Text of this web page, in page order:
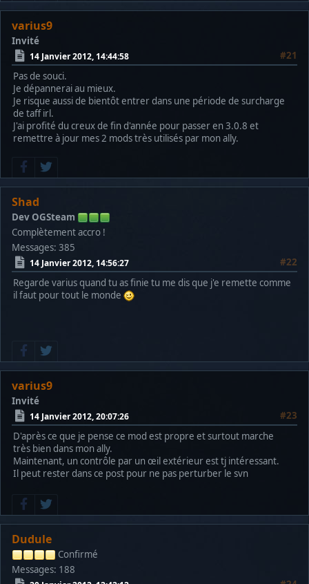
varius9
Invité
14 Janvier 2012, 14:44:58
#21
Pas de souci.
Je dépannerai au mieux.
Je risque aussi de bientôt entrer dans une période de surcharge
de taff irl.
J'ai profité du creux de fin d'année pour passer en 3.0.8 et
remettre à jour mes 2 mods très utilisés par mon ally.
Shad
Dev OGSteam
Complètement accro !
Messages: 385
14 Janvier 2012, 14:56:27
#22
Regarde varius quand tu as finie tu me dis que j'e remette comme
il faut pour tout le monde
varius9
Invité
14 Janvier 2012, 20:07:26
#23
D'après ce que je pense ce mod est propre et surtout marche
très bien dans mon ally.
Maintenant, un contrôle par un œil extérieur est tj intéressant.
Il peut rester dans ce post pour ne pas perturber le svn
Dudule
Confirmé
Messages: 188